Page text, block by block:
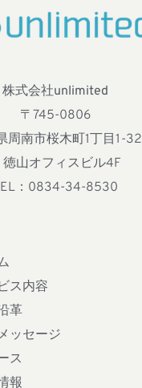
株式会社unlimited
〒745-0806
周南市桜木町1丁目1-32
山オフィスビル4F
：0834-34-8530
ス内容
革
ッセージ
ス
報